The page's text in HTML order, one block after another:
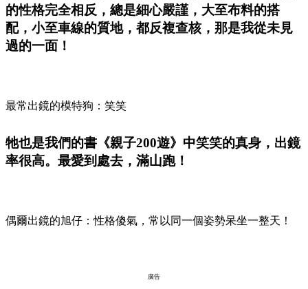
的性格完全相反，總是細心嚴謹，大至布料的搭
配，小至車線的質地，都反複查核，那是我從未見
過的一面！
最常出鏡的模特狗：笑笑
牠也是我們的書《親子200遊》中笑笑的真身，出鏡
率很高。最愛到處去，滿山跑！
偶爾出鏡的旭仔：性格傻氣，常以同一個姿勢呆坐一整天！
廣告